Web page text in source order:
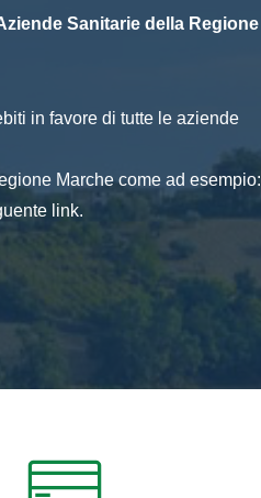
Sanitarie della Regione
in favore di tutte le aziende
Marche come ad esempio:
link.